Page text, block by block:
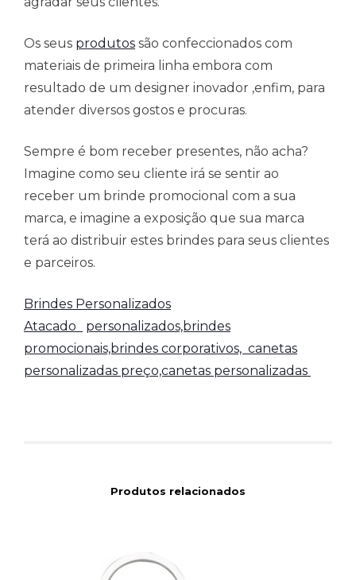
Os seus produtos são confeccionados com
materiais de primeira linha embora com
resultado de um designer inovador ,enfim, para
atender diversos gostos e procuras.
Sempre é bom receber presentes, não acha?
Imagine como seu cliente irá se sentir ao
receber um brinde promocional com a sua
marca, e imagine a exposição que sua marca
terá ao distribuir estes brindes para seus clientes
e parceiros.
Brindes Personalizados
Atacado
personalizados,brindes
promocionais,brindes corporativos, canetas
personalizadas preço,canetas personalizadas
Produtos relacionados